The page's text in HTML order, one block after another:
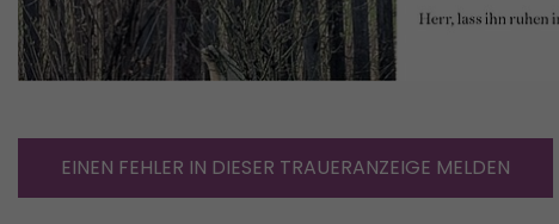
EINEN FEHLER IN DIESER TRAUERANZEIGE MELDEN